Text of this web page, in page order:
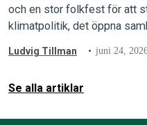
och en stor folkfest för att
klimatpolitik, det öppna
Ludvig Tillman juni 24,
Se alla artiklar